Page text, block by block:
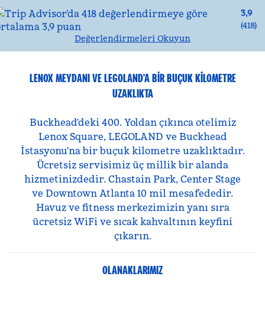
3,9
(418)
Değerlendirmeleri Okuyun
LENOX MEYDANI VE LEGOLAND'A BIR BUÇUK KILOMETRE
UZAKLIKTA
Buckhead'deki 400. Yoldan çıkınca otelimiz
Lenox Square, LEGOLAND ve Buckhead
İstasyonu'na bir buçuk kilometre uzaklıktadır.
Ücretsiz servisimiz üç millik bir alanda
hizmetinizdedir. Chastain Park, Center Stage
ve Downtown Atlanta 10 mil mesafededir.
Havuz ve fitness merkezimizin yanı sıra
ücretsiz WiFi ve sıcak kahvaltının keyfini
çıkarın.
OLANAKLARIMIZ